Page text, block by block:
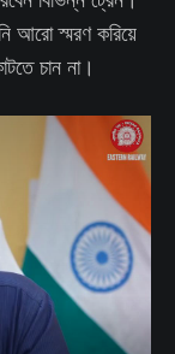
আরো স্মরণ করিয়ে
চান না।